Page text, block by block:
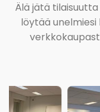
Älä jätä
löytää